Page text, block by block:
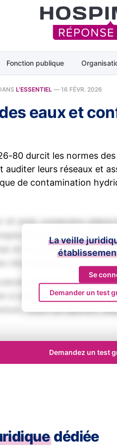
Fonction publique
L'ESSENTIEL — 16 FÉVR. 2026
eaux et
80 durcit les normes
auditer leurs réseaux et
de contamination
sit amet, consectetur
aliqua. Ut enim ad
ex ea commodo
cupidatat non
ut perspiciatis unde omnis
totam rem aperiam,
La veille
Se
Demander un test
Demandez un test
dédiée